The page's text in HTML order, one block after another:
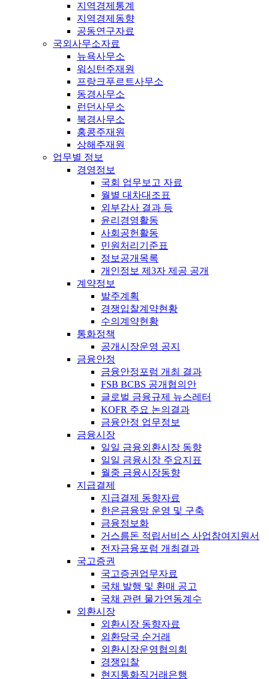
지역경제통계
지역경제동향
공동연구자료
국외사무소자료
뉴욕사무소
워싱턴주재원
프랑크푸르트사무소
동경사무소
런던사무소
북경사무소
홍콩주재원
상해주재원
업무별 정보
경영정보
국회 업무보고 자료
월별 대차대조표
외부감사 결과 등
윤리경영활동
사회공헌활동
민원처리기준표
정보공개목록
개인정보 제3자 제공 공개
계약정보
발주계획
경쟁입찰계약현황
수의계약현황
통화정책
공개시장운영 공지
금융안정
금융안정포럼 개최 결과
FSB BCBS 공개협의안
글로벌 금융규제 뉴스레터
KOFR 주요 논의결과
금융안정 업무정보
금융시장
일일 금융외환시장 동향
일일 금융시장 주요지표
월중 금융시장동향
지급결제
지급결제 동향자료
한은금융망 운영 및 구축
금융정보화
거스름돈 적립서비스 사업참여지원서
전자금융포럼 개최결과
국고증권
국고증권업무자료
국채 발행 및 환매 공고
국채 관련 물가연동계수
외환시장
외환시장 동향자료
외환당국 순거래
외환시장운영협의회
경쟁입찰
현지통화직거래은행